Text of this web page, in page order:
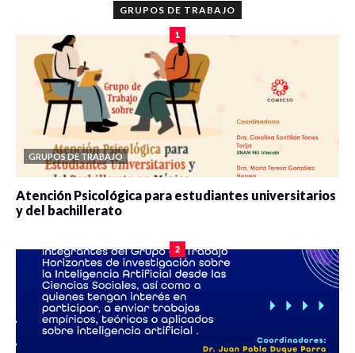
GRUPOS DE TRABAJO
1
GRUPOS DE TRABAJO
Atención Psicológica para estudiantes universitarios
y del bachillerato
2